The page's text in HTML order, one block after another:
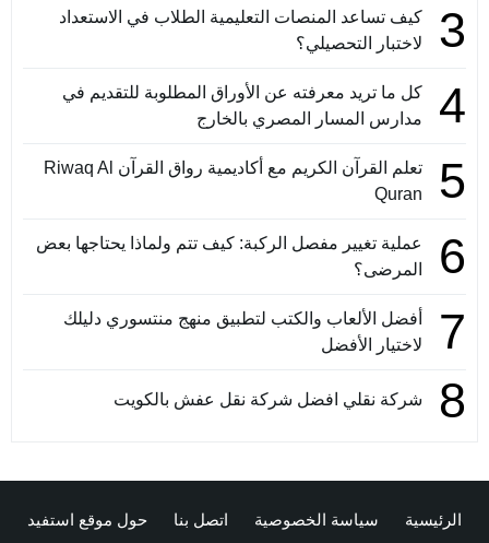
3
كيف تساعد المنصات التعليمية الطلاب في الاستعداد
لاختبار التحصيلي؟
4
كل ما تريد معرفته عن الأوراق المطلوبة للتقديم في
مدارس المسار المصري بالخارج
5
تعلم القرآن الكريم مع أكاديمية رواق القرآن Riwaq Al
Quran
6
عملية تغيير مفصل الركبة: كيف تتم ولماذا يحتاجها بعض
المرضى؟
7
أفضل الألعاب والكتب لتطبيق منهج منتسوري دليلك
لاختيار الأفضل
8 شركة نقلي افضل شركة نقل عفش بالكويت
الرئيسية سياسة الخصوصية اتصل بنا حول موقع استفيد